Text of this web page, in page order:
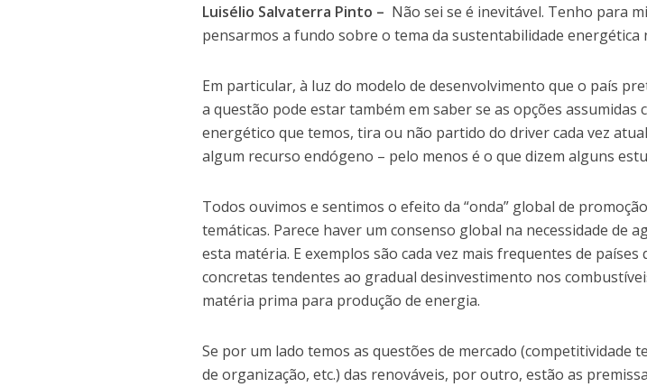
Luisélio Salvaterra Pinto – Não sei se é inevitável. Tenho para
pensarmos a fundo sobre o tema da sustentabilidade energética
Em particular, à luz do modelo de desenvolvimento que o país
a questão pode estar também em saber se as opções
energético que temos, tira ou não partido do driver cada vez
algum recurso endógeno – pelo menos é o que dizem alguns
Todos ouvimos e sentimos o efeito da “onda” global de
temáticas. Parece haver um consenso global na necessidade de
esta matéria. E exemplos são cada vez mais frequentes de países
concretas tendentes ao gradual desinvestimento nos
matéria prima para produção de energia.
Se por um lado temos as questões de mercado (competitividade
de organização, etc.) das renováveis, por outro, estão as